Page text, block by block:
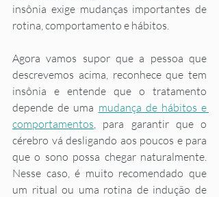
insônia exige mudanças importantes de
rotina, comportamento e hábitos.
Agora vamos supor que a pessoa que
descrevemos acima, reconhece que tem
insônia e entende que o tratamento
depende de uma mudança de hábitos e
comportamentos, para garantir que o
cérebro vá desligando aos poucos e para
que o sono possa chegar naturalmente.
Nesse caso, é muito recomendado que
um ritual ou uma rotina de indução de